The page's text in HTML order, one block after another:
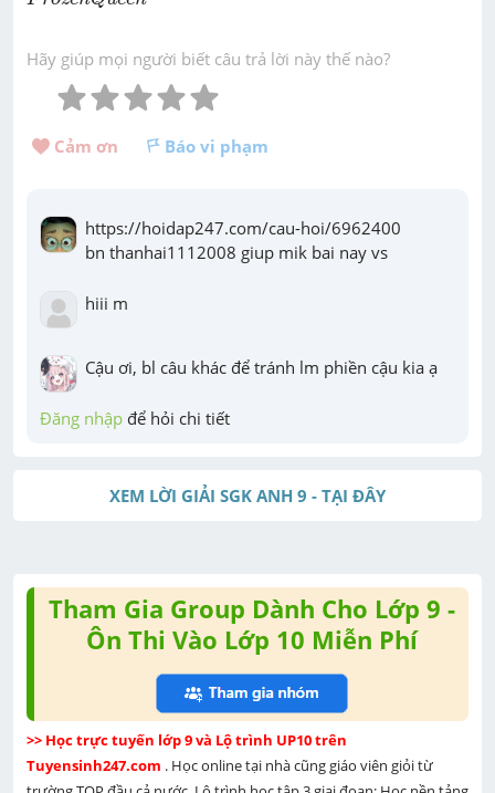
Hãy giúp mọi người biết câu trả lời này thế nào?
Cảm ơn Báo vi phạm
https://hoidap247.com/cau-hoi/6962400
bn thanhai1112008 giup mik bai nay vs
hiii m
Cậu ơi, bl câu khác để tránh lm phiền cậu kia ạ
Đăng nhập để hỏi chi tiết
XEM LỜI GIẢI SGK ANH 9 - TẠI ĐÂY
Tham Gia Group Dành Cho Lớp 9 -
Ôn Thi Vào Lớp 10 Miễn Phí
>> Học trực tuyến lớp 9 và Lộ trình UP10 trên
Tuyensinh247.com . Học online tại nhà cũng giáo viên giỏi từ